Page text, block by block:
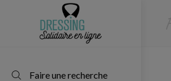
faire une recherche